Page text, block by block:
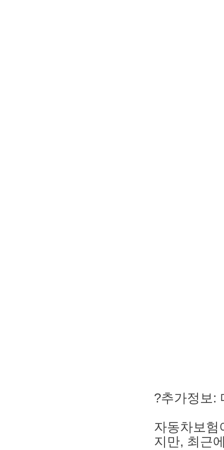
?추가정보:
자동차보험
지만, 최근